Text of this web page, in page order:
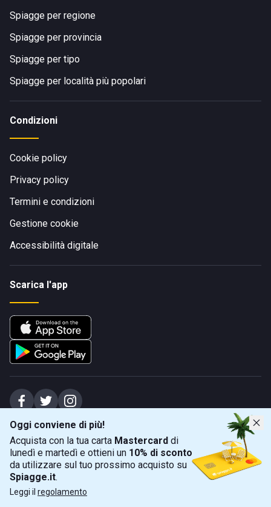
Oggi conviene di più!
Acquista con la tua carta Mastercard di
lunedì e martedì e ottieni un 10% di sconto
da utilizzare sul tuo prossimo acquisto su
Spiagge.it.
Leggi il regolamento
Spiagge per regione
Spiagge per provincia
Spiagge per tipo
Spiagge per località più popolari
Condizioni
Cookie policy
Privacy policy
Termini e condizioni
Gestione cookie
Accessibilità digitale
Scarica l'app
Spiagge Srl - Sede legale: Via Marecchiese 48, 47923 Rimini (RN), IT -
capitale sociale Euro 31245,57 - Iscritta al registro delle imprese di Rimini
Sede operativa: Via Flaminia 180, 47924 Rimini (RN), IT
+39 0541 772375
info@spiagge.it - p.i./c.f. 04536640404
© 2026 Spiagge Srl. Tutti i diritti riservati.